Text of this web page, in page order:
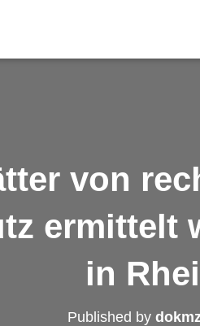
von
ermittelt
in
Published by